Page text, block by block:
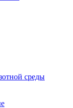
среды